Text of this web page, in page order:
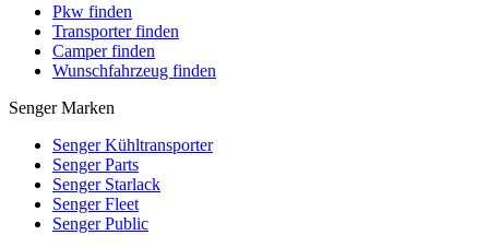
Pkw finden
Transporter finden
Camper finden
Wunschfahrzeug finden
Senger Marken
Senger Kühltransporter
Senger Parts
Senger Starlack
Senger Fleet
Senger Public